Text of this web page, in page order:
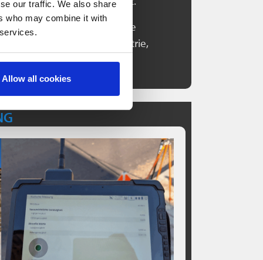
our traffic. We also share
who may combine it with
Allow all cookies
moderner Technologien wie
Drohnen-Photogrammetrie,
3D-Druck.